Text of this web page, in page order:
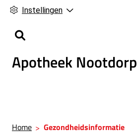
Instellingen
Apotheek Nootdorp
o
f
n
Home Gezondheidsinformatie